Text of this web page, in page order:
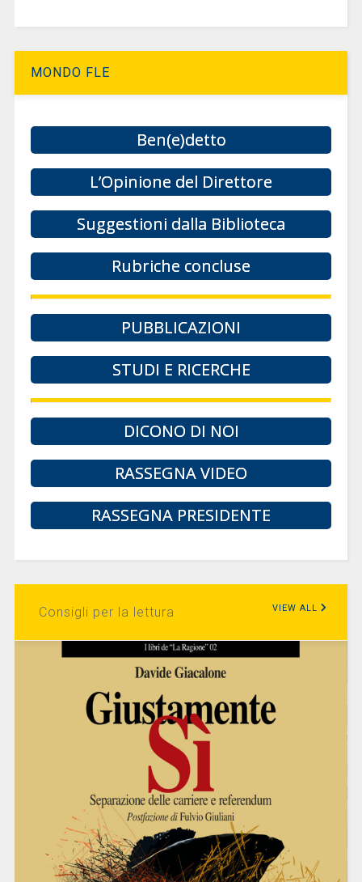
MONDO FLE
Ben(e)detto
L’Opinione del Direttore
Suggestioni dalla Biblioteca
Rubriche concluse
PUBBLICAZIONI
STUDI E RICERCHE
DICONO DI NOI
RASSEGNA VIDEO
RASSEGNA PRESIDENTE
Consigli per la lettura VIEW ALL